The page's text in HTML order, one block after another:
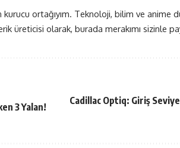
ortağıyım. Teknoloji, bilim ve anime
üreticisi olarak, burada merakımı sizinle
3 Yalan!
Cadillac Optiq: Giriş